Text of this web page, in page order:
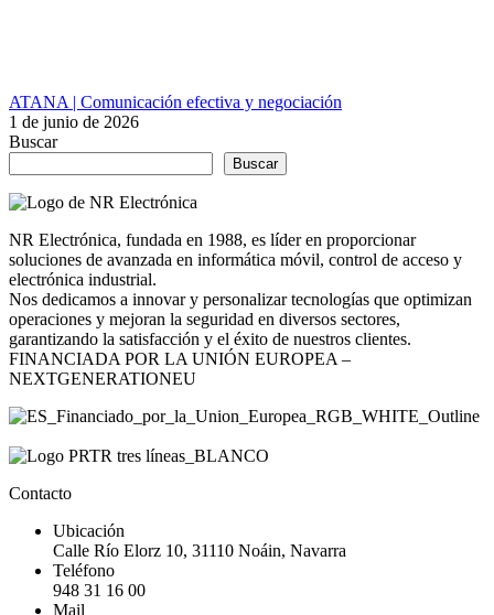
ATANA | Comunicación efectiva y negociación
1 de junio de 2026
Buscar
Buscar
NR Electrónica, fundada en 1988, es líder en proporcionar
soluciones de avanzada en informática móvil, control de acceso y
electrónica industrial.
Nos dedicamos a innovar y personalizar tecnologías que optimizan
operaciones y mejoran la seguridad en diversos sectores,
garantizando la satisfacción y el éxito de nuestros clientes.
FINANCIADA POR LA UNIÓN EUROPEA –
NEXTGENERATIONEU
Contacto
Ubicación
Calle Río Elorz 10, 31110 Noáin, Navarra
Teléfono
948 31 16 00
Mail